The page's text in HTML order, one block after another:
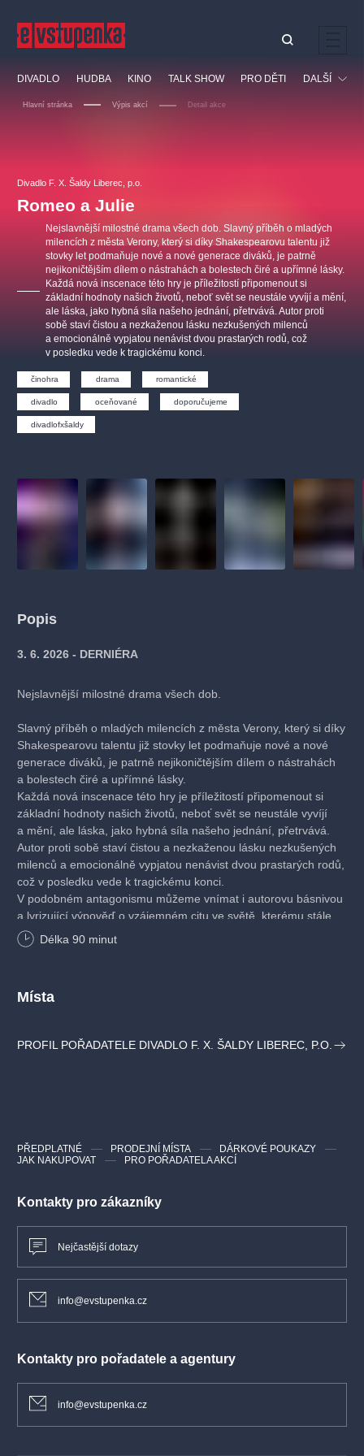
DIVADLO HUDBA KINO TALK SHOW PRO DĚTI DALŠÍ
Hlavní stránka Výpis akcí Detail akce
Divadlo F. X. Šaldy Liberec, p.o.
Romeo a Julie
Nejslavnější milostné drama všech dob. Slavný příběh o mladých
milencích z města Verony, který si díky Shakespearovu talentu již
stovky let podmaňuje nové a nové generace diváků, je patrně
nejikoničtějším dílem o nástrahách a bolestech čiré a upřímné lásky.
Každá nová inscenace této hry je příležitostí připomenout si
základní hodnoty našich životů, neboť svět se neustále vyvíjí a mění,
ale láska, jako hybná síla našeho jednání, přetrvává. Autor proti
sobě staví čistou a nezkaženou lásku nezkušených milenců
a emocionálně vypjatou nenávist dvou prastarých rodů, což
v posledku vede k tragickému konci.
činohra drama romantické
divadlo oceňované doporučujeme
divadlofxšaldy
Popis
3. 6. 2026 - DERNIÉRA
Nejslavnější milostné drama všech dob.
Slavný příběh o mladých milencích z města Verony, který si díky
Shakespearovu talentu již stovky let podmaňuje nové a nové
generace diváků, je patrně nejikoničtějším dílem o nástrahách
a bolestech čiré a upřímné lásky.
Každá nová inscenace této hry je příležitostí připomenout si
základní hodnoty našich životů, neboť svět se neustále vyvíjí
a mění, ale láska, jako hybná síla našeho jednání, přetrvává.
Autor proti sobě staví čistou a nezkaženou lásku nezkušených
milenců a emocionálně vypjatou nenávist dvou prastarých rodů,
což v posledku vede k tragickému konci.
V podobném antagonismu můžeme vnímat i autorovu básnivou
a lyrizující výpověď o vzájemném citu ve světě, kterému stále
méně rozumíme, neboť vášeň lásky mnohdy opomíjí a pere se
za hodnoty zdánlivě podstatnější, ale přitom zcela malicherné,
o lásce, jaká kdy byla napsána. Nová inscenace v režii Kateřiny
Duškové se pokusí skrze tento klasický text nahlédnout na naše
Délka 90 minut
Místa
PROFIL POŘADATELE DIVADLO F. X. ŠALDY LIBEREC, P.O.
Kontakty pro zákazníky
Nejčastější dotazy
info@evstupenka.cz
Kontakty pro pořadatele a agentury
info@evstupenka.cz
PŘEDPLATNÉ PRODEJNÍ MÍSTA
DÁRKOVÉ POUKAZY
JAK NAKUPOVAT
PRO POŘADATELA AKCÍ
Nejnavštěvovanější
doporučujeme dfxs